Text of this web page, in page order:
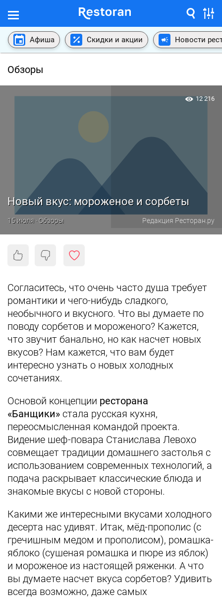
Афиша Скидки и акции Новости
Обзоры
Новый вкус: мороженое и сорбеты
15 июля · Обзоры Редакция Ресторан.ру
12 216
Согласитесь, что очень часто душа требует
романтики и чего-нибудь сладкого,
необычного и вкусного. Что вы думаете по
поводу сорбетов и мороженого? Кажется,
что звучит банально, но как насчет новых
вкусов? Нам кажется, что вам будет
интересно узнать о новых холодных
сочетаниях.
Основой концепции ресторана
«Банщики» стала русская кухня,
переосмысленная командой проекта.
Видение шеф-повара Станислава Левохо
совмещает традиции домашнего застолья с
использованием современных технологий, а
подача раскрывает классические блюда и
знакомые вкусы с новой стороны.
Какими же интересными вкусами холодного
десерта нас удивят. Итак, мёд-прополис (с
гречишным медом и прополисом), ромашка-
яблоко (сушеная ромашка и пюре из яблок)
и мороженое из настоящей ряженки. А что
вы думаете насчет вкуса сорбетов? Удивить
всегда возможно, даже самых